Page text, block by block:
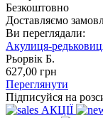
Безкоштовно
Доставляємо
Ви переглядали:
Акулиця-
Рьорвік Б.
627,00 грн
Переглянути
Підписуйся на
АКЦІЇ